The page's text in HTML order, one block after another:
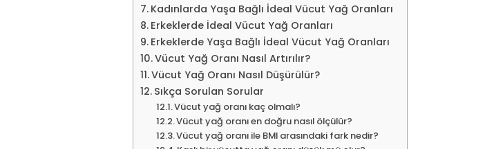
Kadınlarda Yaşa Bağlı İdeal Vücut Yağ Oranları
Erkeklerde İdeal Vücut Yağ Oranları
Erkeklerde Yaşa Bağlı İdeal Vücut Yağ Oranları
Vücut Yağ Oranı Nasıl Artırılır?
Vücut Yağ Oranı Nasıl Düşürülür?
Sıkça Sorulan Sorular
Vücut yağ oranı kaç olmalı?
Vücut yağ oranı en doğru nasıl ölçülür?
Vücut yağ oranı ile BMI arasındaki fark nedir?